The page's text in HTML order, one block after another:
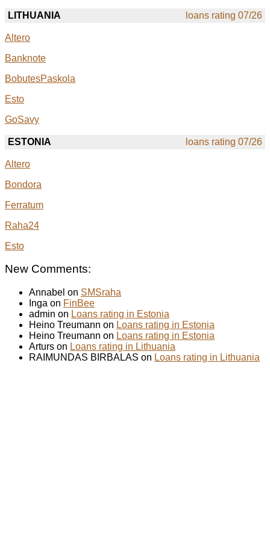
LITHUANIA loans rating 07/26
Altero
Banknote
BobutesPaskola
Esto
GoSavy
ESTONIA loans rating 07/26
Altero
Bondora
Ferratum
Raha24
Esto
New Comments:
Annabel on SMSraha
Inga on FinBee
admin on Loans rating in Estonia
Heino Treumann on Loans rating in Estonia
Heino Treumann on Loans rating in Estonia
Arturs on Loans rating in Lithuania
RAIMUNDAS BIRBALAS on Loans rating in Lithuania